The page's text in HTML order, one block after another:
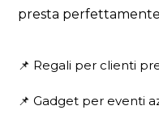
presta perfettamente
📌 Regali per clienti
📌 Gadget per eventi